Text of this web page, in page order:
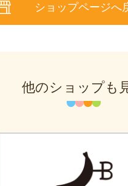
ショップページへ
他のショップも